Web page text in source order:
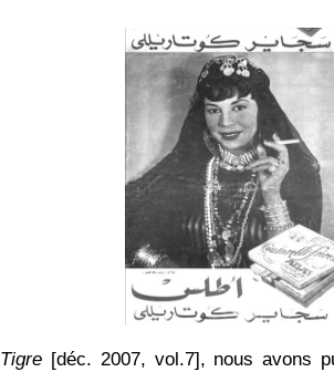
Tigre[déc. 2007, vol.7], nous avons